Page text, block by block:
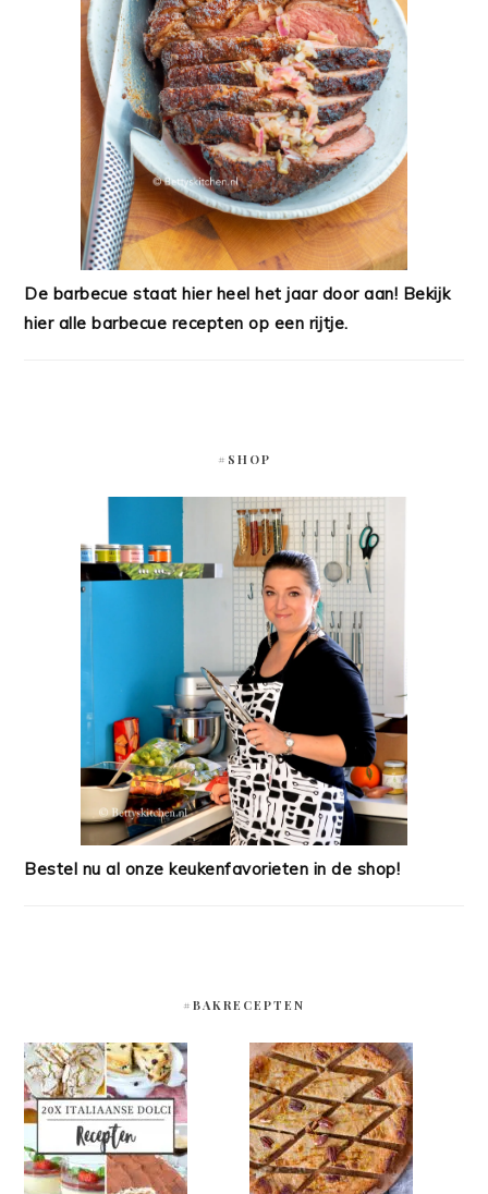
De barbecue staat hier heel het jaar door aan! Bekijk
hier alle barbecue recepten op een rijtje.
#SHOP
Bestel nu al onze keukenfavorieten in de shop!
#BAKRECEPTEN